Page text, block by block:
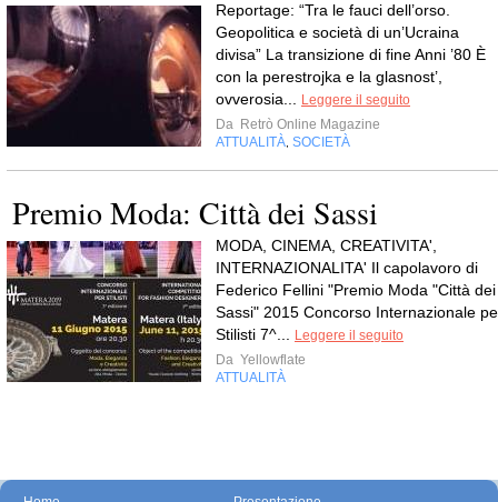
Reportage: “Tra le fauci dell’orso.
Geopolitica e società di un’Ucraina
divisa” La transizione di fine Anni ’80 È
con la perestrojka e la glasnost’,
ovverosia... Leggere il seguito
Da Retrò Online Magazine
ATTUALITÀ, SOCIETÀ
Premio Moda: Città dei Sassi
MODA, CINEMA, CREATIVITA',
INTERNAZIONALITA' Il capolavoro di
Federico Fellini "Premio Moda "Città dei
Sassi" 2015 Concorso Internazionale
Stilisti 7^... Leggere il seguito
Da Yellowflate
ATTUALITÀ